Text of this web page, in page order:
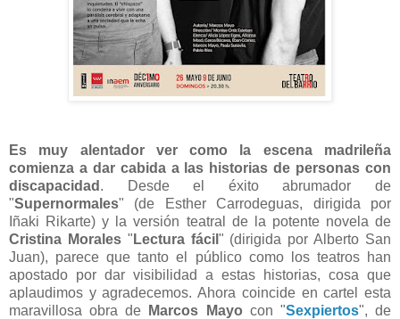
Es muy alentador ver como la escena madrileña
comienza a dar cabida a las historias de personas con
discapacidad . Desde el éxito abrumador de
"Supernormales" (de Esther Carrodeguas, dirigida por
Iñaki Rikarte) y la versión teatral de la potente novela de
Cristina Morales" Lectura fácil " (dirigida por Alberto San
Juan), parece que tanto el público como los teatros han
apostado por dar visibilidad a estas historias, cosa que
aplaudimos y agradecemos. Ahora coincide en cartel esta
maravillosa obra de
Marcos Mayo con "Sexpiertos", de